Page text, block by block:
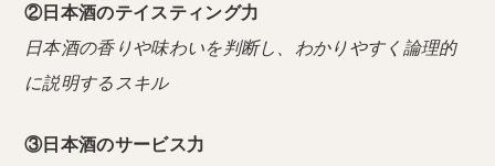
②日本酒のテイスティング力
日本酒の香りや味わいを判断し、わかりやすく論理的
に説明するスキル
③日本酒のサービス力